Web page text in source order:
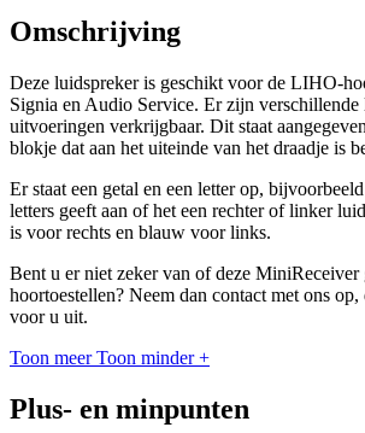
Omschrijving
Deze luidspreker is geschikt voor de LIHO-
Signia en Audio Service. Er zijn verschillende
uitvoeringen verkrijgbaar. Dit staat
blokje dat aan het uiteinde van het draadje is
Er staat een getal en een letter op,
letters geeft aan of het een rechter of linker
is voor rechts en blauw voor links.
Bent u er niet zeker van of deze
hoortoestellen? Neem dan contact met ons
voor u uit.
Toon meer Toon minder +
Plus- en minpunten